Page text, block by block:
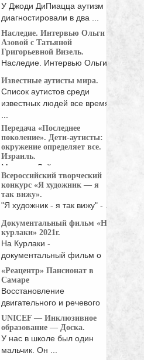
У Джоди ДиПиацца аутизм
диагностировали в два ...
Наследие. Интервью Ольги
Азовой с Татьяной
Григорьевной Визель.
Наследие. Интервью Ольги
Григорьевной ...
Известные аутисты мира.
Список аутистов среди
известных людей все время
Передача «Последнее
поколение». Дети-аутисты:
окружение определяет все.
Израиль.
Михаэль Лайтман -
профессор онтологии и
Всероссийский творческий
конкурс «Я художник — я
так вижу».
"Я художник - я так вижу" - ...
Документальный фильм «На
курлаки» 2021г.
На Курлаки -
документальный фильм о
трёх ...
«Реацентр» Пансионат в
Самаре
Восстановление
двигательного и речевого
развития у детей ...
UNICEF — Инклюзивное
образование — Доска.
У нас в школе был один
мальчик. Он ...